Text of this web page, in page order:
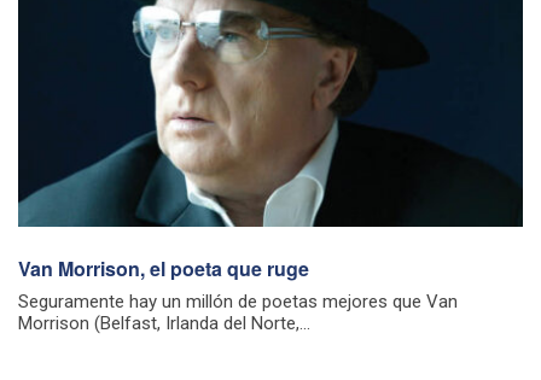
Van Morrison, el poeta que ruge
Seguramente hay un millón de poetas mejores que Van
Morrison (Belfast, Irlanda del Norte,...